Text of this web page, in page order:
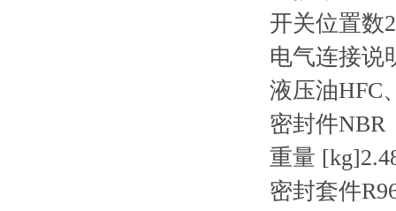
开关位置数2
电气连接说
液压油HFC
密封件NBR
重量 [kg]
密封套件